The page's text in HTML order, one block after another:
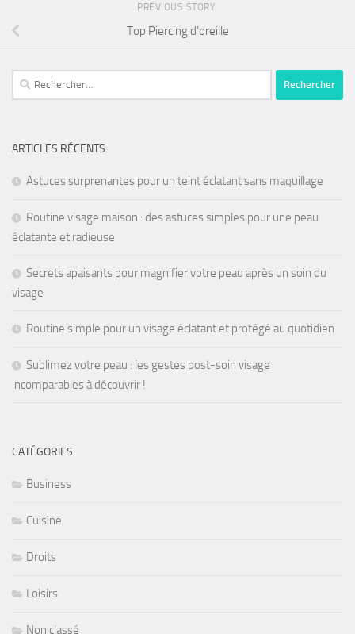
PREVIOUS STORY
Top Piercing d’oreille
ARTICLES RÉCENTS
Astuces surprenantes pour un teint éclatant sans maquillage
Routine visage maison : des astuces simples pour une peau
éclatante et radieuse
Secrets apaisants pour magnifier votre peau après un soin du
visage
Routine simple pour un visage éclatant et protégé au quotidien
Sublimez votre peau : les gestes post-soin visage
incomparables à découvrir !
CATÉGORIES
Business
Cuisine
Droits
Loisirs
Non classé